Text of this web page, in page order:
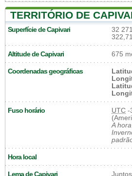
TERRITÓRIO DE
Superfície de Capivari
32
Altitude de Capivari 675
Coordenadas geográficas
Fuso horário UTC -
A
Hora local
Lema de Capivari